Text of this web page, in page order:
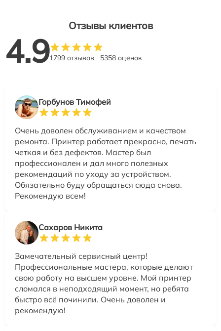
Отзывы клиентов
4.91799 отзывов 5358 оценок
Горбунов Тимофей
Очень доволен обслуживанием и качеством
ремонта. Принтер работает прекрасно, печать
четкая и без дефектов. Мастер был
профессионален и дал много полезных
рекомендаций по уходу за устройством.
Обязательно буду обращаться сюда снова.
Рекомендую всем!
Сахаров Никита
Замечательный сервисный центр!
Профессиональные мастера, которые делают
свою работу на высшем уровне. Мой принтер
сломался в неподходящий момент, но ребята
быстро всё починили. Очень доволен и
рекомендую!